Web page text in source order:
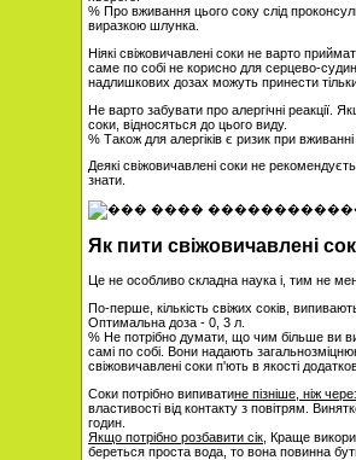
% Про вживання цього соку слід
виразкою шлунка.
Ніякі свіжовичавлені соки не варто
саме по собі не корисно для серцево-
надлишкових дозах можуть принести
Не варто забувати про алергічні реакції.
соки, відносяться до цього виду.
% Також для алергіків є ризик при
Деякі свіжовичавлені соки не
знати.
Як пити свіжовичавлені
Це не особливо складна наука і, тим не
По-перше, кількість свіжих соків,
Оптимальна доза - 0, 3 л.
% Не потрібно думати, що чим більше ви
самі по собі. Вони надають
свіжовичавлені соки п'ють в якості
Соки потрібно випиватине пізніше, ніж
властивості від контакту з повітрям.
годин.
Якщо потрібно розбавити сік , Краще
береться проста вода, то вона повинна